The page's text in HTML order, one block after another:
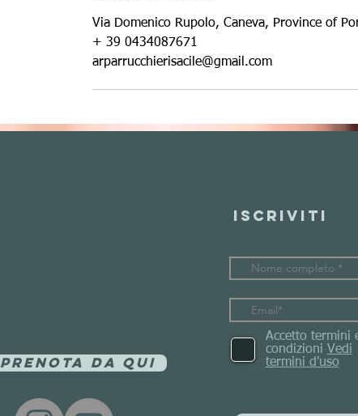
Via Domenico Rupolo, Caneva, Province of
+ 39 0434087671
arparrucchierisacile@gmail.com
Prenota da qui
Iscriviti
Accetto termini
condizioni Vedi
termini d'uso